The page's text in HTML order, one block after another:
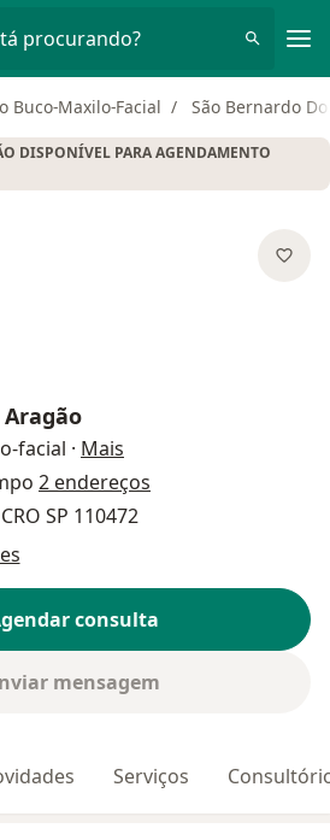
procurando?
Buco-Maxilo-Facial São Bernardo
DISPONÍVEL PARA AGENDAMENTO
Aragão
facial · Mais
2 endereços
SP 110472
consulta
mensagem
Serviços